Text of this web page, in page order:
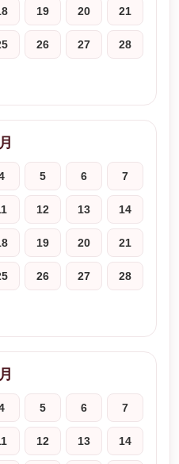
19 20 21
26 27 28
5 6 7
12 13 14
19 20 21
26 27 28
5 6 7
12 13 14